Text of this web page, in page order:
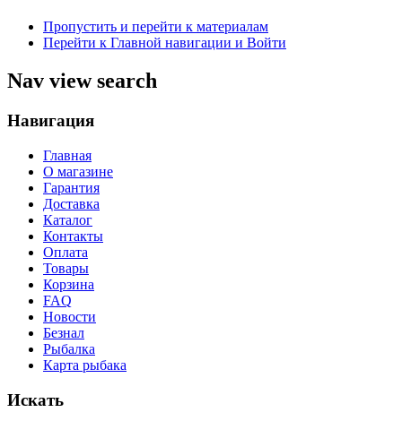
Пропустить и перейти к материалам
Перейти к Главной навигации и Войти
Nav view search
Навигация
Главная
О магазине
Гарантия
Доставка
Каталог
Контакты
Оплата
Товары
Корзина
FAQ
Новости
Безнал
Рыбалка
Карта рыбака
Искать